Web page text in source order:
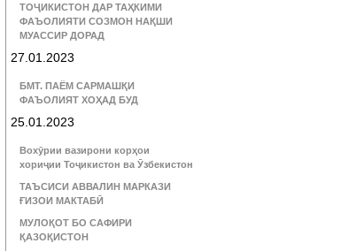
ТОҶИКИСТОН ДАР ТАҲКИМИ
ФАЪОЛИЯТИ СОЗМОН НАҚШИ
МУАССИР ДОРАД
27.01.2023
БМТ. ПАЁМ САРМАШҚИ
ФАЪОЛИЯТ ХОҲАД БУД
25.01.2023
Вохӯрии вазирони корҳои
хориҷии Тоҷикистон ва Ӯзбекистон
ТАЪСИСИ АВВАЛИН МАРКАЗИ
ҒИЗОИ МАКТАБӢ
МУЛОҚОТ БО САФИРИ
ҚАЗОҚИСТОН